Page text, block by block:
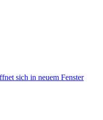
sich in neuem Fenster